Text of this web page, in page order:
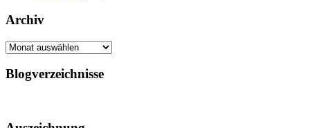
Archiv
Archiv
Blogverzeichnisse